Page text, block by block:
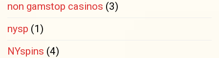
non gamstop casinos (3)
nysp (1)
NYspins (4)